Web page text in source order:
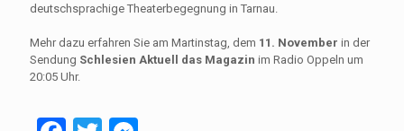
deutschsprachige Theaterbegegnung in Tarnau.
Mehr dazu erfahren Sie am Martinstag, dem 11. November in der
Sendung Schlesien Aktuell das Magazin im Radio Oppeln um
20:05 Uhr.